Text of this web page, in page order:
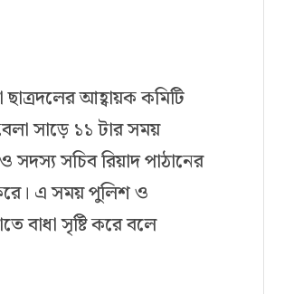
আহ্বায়ক কমিটি
সাড়ে ১১ টার সময়
সচিব রিয়াদ পাঠানের
করে। এ সময় পুলিশ ও
বাধা সৃষ্টি করে বলে